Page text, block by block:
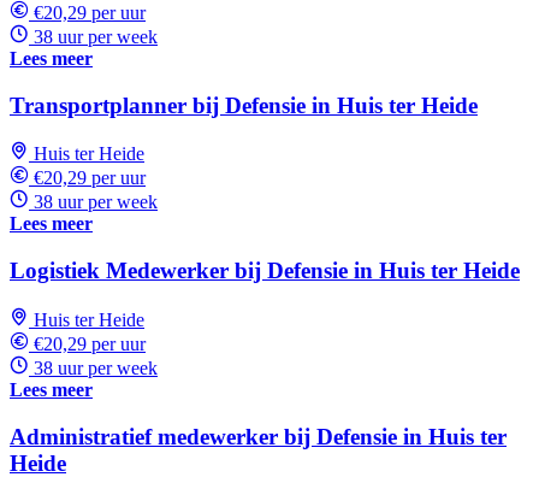
€20,29 per uur
38 uur per week
Lees meer
Transportplanner bij Defensie in Huis ter Heide
Huis ter Heide
€20,29 per uur
38 uur per week
Lees meer
Logistiek Medewerker bij Defensie in Huis ter Heide
Huis ter Heide
€20,29 per uur
38 uur per week
Lees meer
Administratief medewerker bij Defensie in Huis ter
Heide